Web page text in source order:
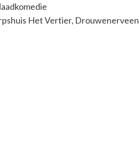
Het Vertier, Drouwenerveen